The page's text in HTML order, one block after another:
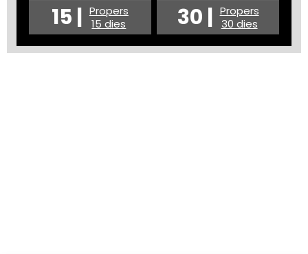
15 | Propers
15 dies
30 | Propers
30 dies